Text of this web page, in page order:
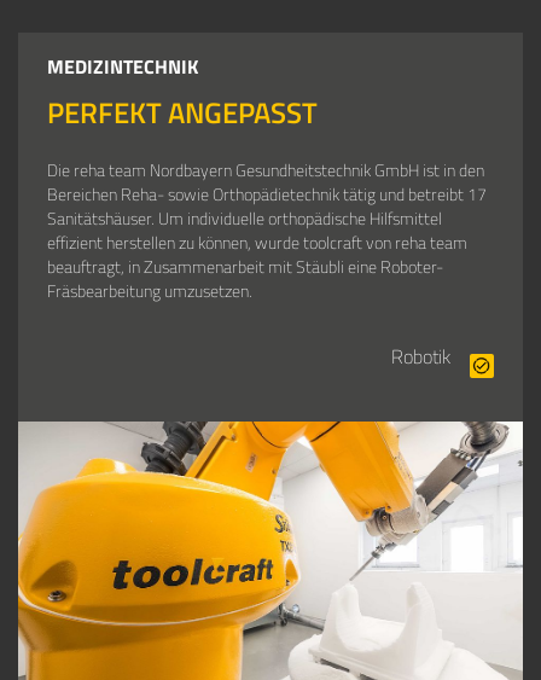
MEDIZINTECHNIK
PERFEKT ANGEPASST
Die reha team Nordbayern Gesundheitstechnik GmbH ist in den
Bereichen Reha- sowie Orthopädietechnik tätig und betreibt 17
Sanitätshäuser. Um individuelle orthopädische Hilfsmittel
effizient herstellen zu können, wurde toolcraft von reha team
beauftragt, in Zusammenarbeit mit Stäubli eine Roboter-
Fräsbearbeitung umzusetzen.
Robotik